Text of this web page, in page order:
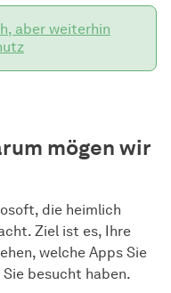
aber weiterhin
mögen wir
die heimlich
Ziel ist es, Ihre
welche Apps Sie
besucht haben.